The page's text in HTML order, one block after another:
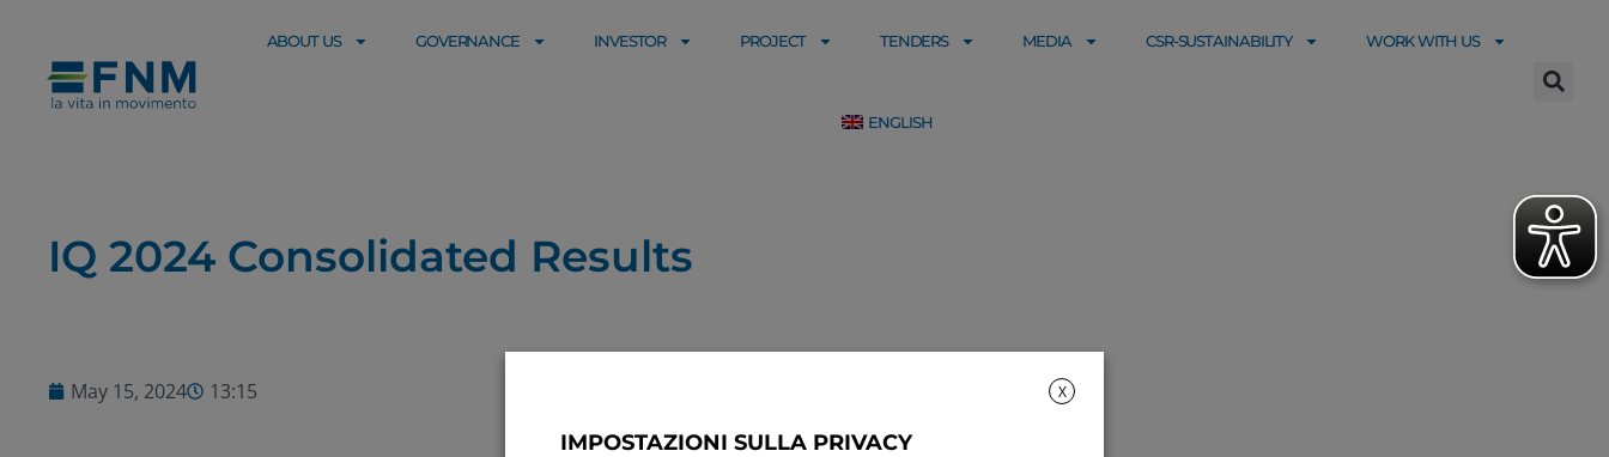
ABOUT US GOVERNANCE INVESTOR PROJECT TENDERS MEDIA CSR-SUSTAINABILITY WORK WITH US
ENGLISH
IQ 2024 Consolidated Results
May 15, 2024 13:15 X
IMPOSTAZIONI SULLA PRIVACY